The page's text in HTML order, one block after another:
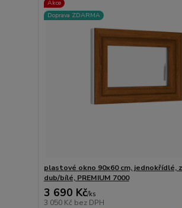
Akce
Doprava ZDARMA
plastové okno 90x60 cm, jednokřídlé,
dub/bílé, PREMIUM 7000
3 690 Kč/ks
3 050 Kč bez DPH